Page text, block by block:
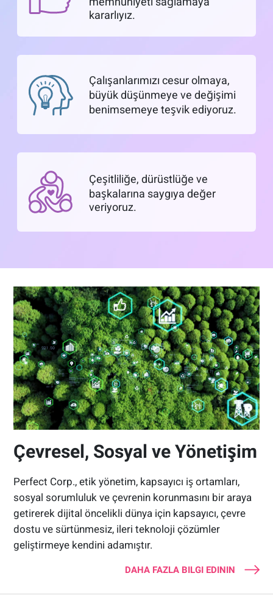
kararlıyız.
Çalışanlarımızı cesur olmaya,
büyük düşünmeye ve değişimi
benimsemeye teşvik ediyoruz.
Çeşitliliğe, dürüstlüğe ve
başkalarına saygıya değer
veriyoruz.
Çevresel, Sosyal ve Yönetişim
Perfect Corp., etik yönetim, kapsayıcı iş ortamları,
sosyal sorumluluk ve çevrenin korunmasını bir araya
getirerek dijital öncelikli dünya için kapsayıcı, çevre
dostu ve sürtünmesiz, ileri teknoloji çözümler
geliştirmeye kendini adamıştır.
DAHA FAZLA BILGI EDININ